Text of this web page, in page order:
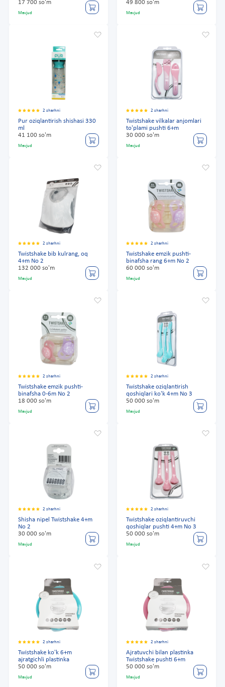
17 700 so'm
Mavjud
49 800 so'm
Mavjud
2 sharhni
Pur oziqlantirish shishasi 330
ml
41 100 so'm
Mavjud
2 sharhni
Twistshake vilkalar anjomlari
to'plami pushti 6+m
30 000 so'm
Mavjud
2 sharhni
Twistshake bib kulrang, oq
4+m No 2
132 000 so'm
Mavjud
2 sharhni
Twistshake emzik pushti-
binafsha rang 6+m No 2
60 000 so'm
Mavjud
2 sharhni
Twistshake emzik pushti-
binafsha 0-6m No 2
18 000 so'm
Mavjud
2 sharhni
Twistshake oziqlantirish
qoshiqlari ko'k 4+m No 3
50 000 so'm
Mavjud
2 sharhni
Shisha nipel Twistshake 4+m
No 2
30 000 so'm
Mavjud
2 sharhni
Twistshake oziqlantiruvchi
qoshiqlar pushti 4+m No 3
50 000 so'm
Mavjud
2 sharhni
Twistshake ko'k 6+m
ajratgichli plastinka
50 000 so'm
Mavjud
2 sharhni
Ajratuvchi bilan plastinka
Twistshake pushti 6+m
50 000 so'm
Mavjud